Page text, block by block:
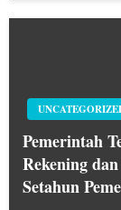
Pemerintah
Rekening
Setahun